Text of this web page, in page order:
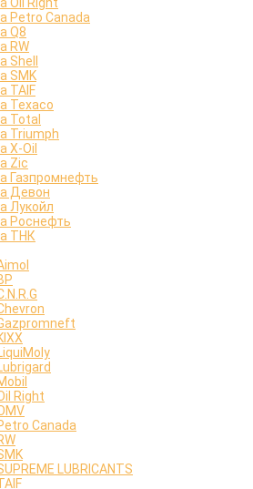
Petro Canada
Q8
RW
Shell
SMK
TAIF
Texaco
Total
Triumph
X-Oil
Zic
Газпромнефть
Девон
Лукойл
Роснефть
ТНК
Right
Canada
LUBRICANTS